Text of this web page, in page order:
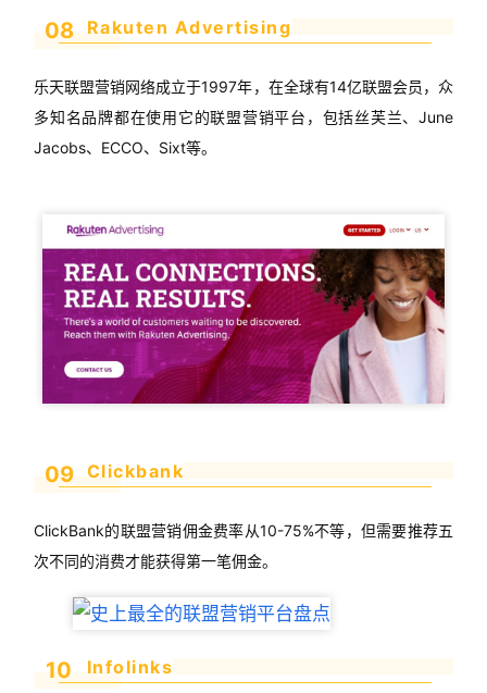
08 Rakuten Advertising
乐天联盟营销网络成立于1997年，在全球有14亿联盟会员，众
多知名品牌都在使用它的联盟营销平台，包括丝芙兰、June
Jacobs、ECCO、Sixt等。
09 Clickbank
ClickBank的联盟营销佣金费率从10-75%不等，但需要推荐五
次不同的消费才能获得第一笔佣金。
10 Infolinks